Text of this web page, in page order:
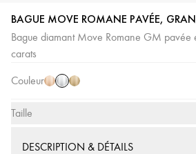
BAGUE MOVE ROMANE PAVÉE,
Bague diamant Move Romane GM pavée
carats
Couleur
Or
Or
Blanc
Or
Taille
DESCRIPTION & DÉTAILS